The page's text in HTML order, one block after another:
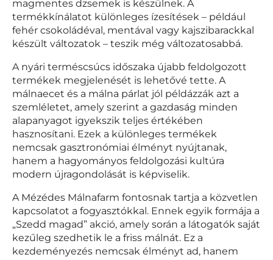
magmentes dzsemek is készülnek. A
termékkínálatot különleges ízesítések – például
fehér csokoládéval, mentával vagy kajszibarackkal
készült változatok – teszik még változatosabbá.
A nyári terméscsúcs időszaka újabb feldolgozott
termékek megjelenését is lehetővé tette. A
málnaecet és a málna párlat jól példázzák azt a
szemléletet, amely szerint a gazdaság minden
alapanyagot igyekszik teljes értékében
hasznosítani. Ezek a különleges termékek
nemcsak gasztronómiai élményt nyújtanak,
hanem a hagyományos feldolgozási kultúra
modern újragondolását is képviselik.
A Mézédes Málnafarm fontosnak tartja a közvetlen
kapcsolatot a fogyasztókkal. Ennek egyik formája a
„Szedd magad” akció, amely során a látogatók saját
kezűleg szedhetik le a friss málnát. Ez a
kezdeményezés nemcsak élményt ad, hanem